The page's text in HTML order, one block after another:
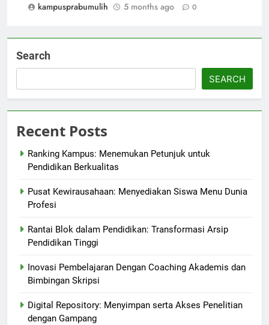
kampusprabumulih
5 months ago 0
Search
SEARCH
Recent Posts
Ranking Kampus: Menemukan Petunjuk untuk
Pendidikan Berkualitas
Pusat Kewirausahaan: Menyediakan Siswa Menu Dunia
Profesi
Rantai Blok dalam Pendidikan: Transformasi Arsip
Pendidikan Tinggi
Inovasi Pembelajaran Dengan Coaching Akademis dan
Bimbingan Skripsi
Digital Repository: Menyimpan serta Akses Penelitian
dengan Gampang